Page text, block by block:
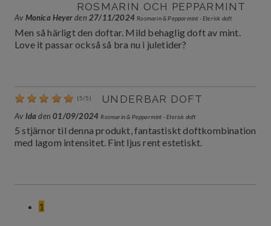
ROSMARIN OCH PEPPARMINT
Av Monica Heyerden 27/11/2024 Rosmarin & Pepparmint - Eterisk doft
Men så härligt den doftar. Mild behaglig doft av mint.
Love it passar också så bra nu i juletider?
(5/5) UNDERBAR DOFT
Av Idaden01/09/2024 Rosmarin & Pepparmint - Eterisk doft
5 stjärnor til denna produkt, fantastiskt doftkombination
med lagom intensitet. Fint ljus rent estetiskt.
1